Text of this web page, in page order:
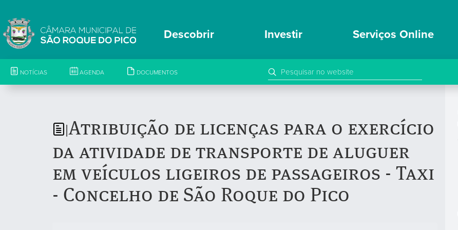
Descobrir Investir Serviços Online
NOTÍCIAS AGENDA DOCUMENTOS
Atribuição de licenças para o exercício
da atividade de transporte de aluguer
em veículos ligeiros de passageiros - Taxi
- Concelho de São Roque do Pico